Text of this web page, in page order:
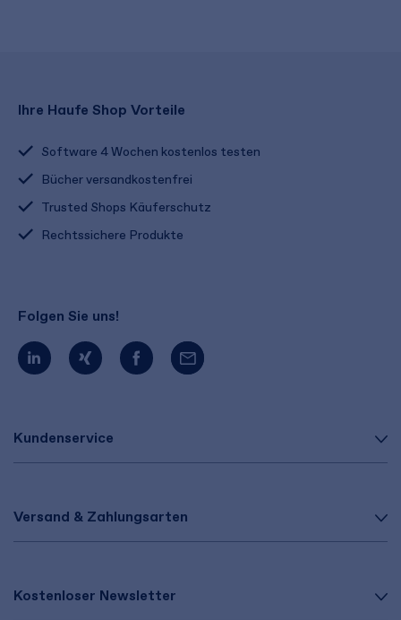
Kundenservice
Versand & Zahlungsarten
Kostenloser Newsletter
Ihre Haufe Shop Vorteile
Software 4 Wochen kostenlos testen
Bücher versandkostenfrei
Trusted Shops Käuferschutz
Rechtssichere Produkte
Folgen Sie uns!